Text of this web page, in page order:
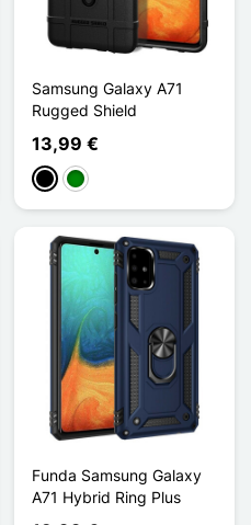
Samsung Galaxy A71
Rugged Shield
13,99 €
NegroVerde
Funda Samsung Galaxy
A71 Hybrid Ring Plus